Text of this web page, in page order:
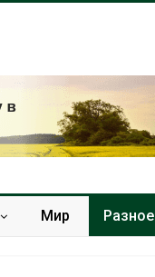
Мир Разное